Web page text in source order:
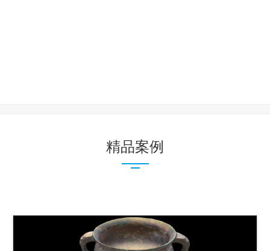
精品案例